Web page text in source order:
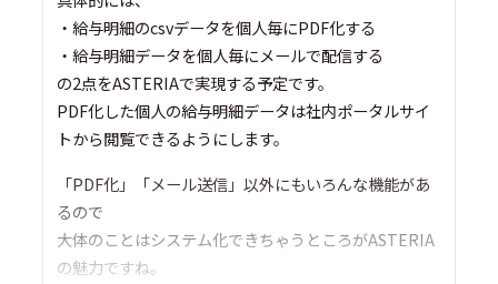
・給与明細のcsvデータを個人毎にPDF化する
・給与明細データを個人毎にメールで配信する
の2点をASTERIAで実現する予定です。
PDF化した個人の給与明細データは社内ポータルサイ
トから閲覧できるようにします。
「PDF化」「メール送信」以外にもいろんな機能があ
るので
大体のことはシステム化できちゃうところがASTERIA
の魅力ですね。